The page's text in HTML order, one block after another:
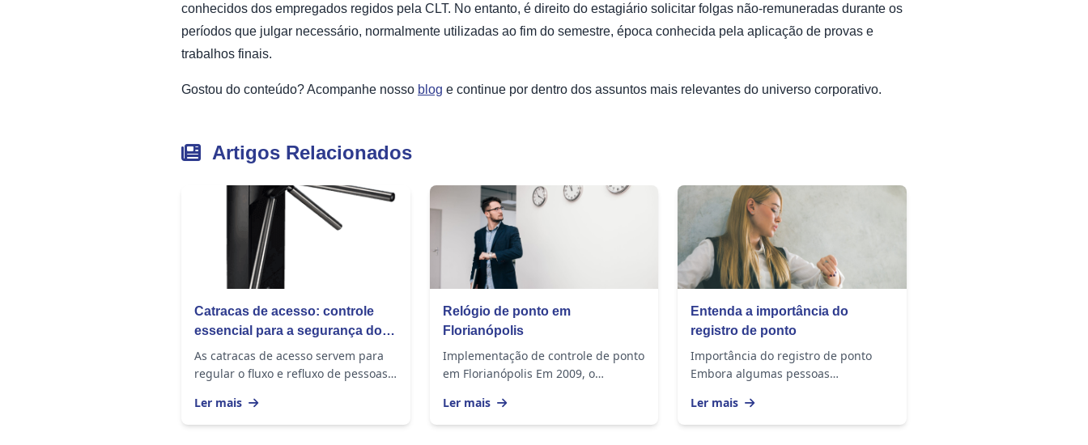
conhecidos dos empregados regidos pela CLT. No entanto, é direito do estagiário solicitar folgas não-remuneradas durante os
períodos que julgar necessário, normalmente utilizadas ao fim do semestre, época conhecida pela aplicação de provas e
trabalhos finais.
Gostou do conteúdo? Acompanhe nosso blog e continue por dentro dos assuntos mais relevantes do universo corporativo.
Artigos Relacionados
Catracas de acesso: controle
essencial para a segurança do
condomínio ou empresa
As catracas de acesso servem para
regular o fluxo e refluxo de pessoas
Catracas auxiliam no gerenciamento
da entrada e da...
Ler mais
Relógio de ponto em
Florianópolis
Implementação de controle de ponto
em Florianópolis Em 2009, o
Portaria 1510, na qual regulamentou
o monitoramento...
Ler mais
Entenda a importância do
registro de ponto
Importância do registro de ponto
Embora algumas pessoas
equivocada a real importância do
registro de ponto e o considerem...
Ler mais